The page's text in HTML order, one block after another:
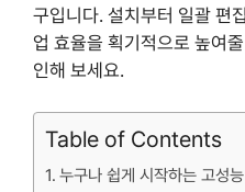
구입니다. 설치부터 일괄 편
업 효율을 획기적으로 높여
인해 보세요.
Table of Contents
누구나 쉽게 시작하는 고성